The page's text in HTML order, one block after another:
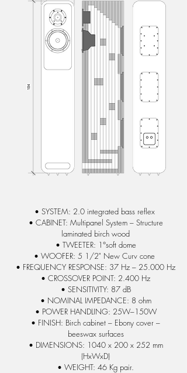
• SYSTEM: 2.0 integrated bass reflex
• CABINET: Multipanel System – Structure
laminated birch wood
• TWEETER: 1°soft dome
• WOOFER: 5 1/2" New Curv cone
• FREQUENCY RESPONSE: 37 Hz – 25.000 Hz
• CROSSOVER POINT: 2.400 Hz
• SENSITIVITY: 87 dB
• NOMINAL IMPEDANCE: 8 ohm
• POWER HANDLING: 25W–150W
• FINISH: Birch cabinet – Ebony cover –
beeswax surfaces
• DIMENSIONS: 1040 x 200 x 252 mm
(HxWxD)
• WEIGHT: 46 Kg pair.